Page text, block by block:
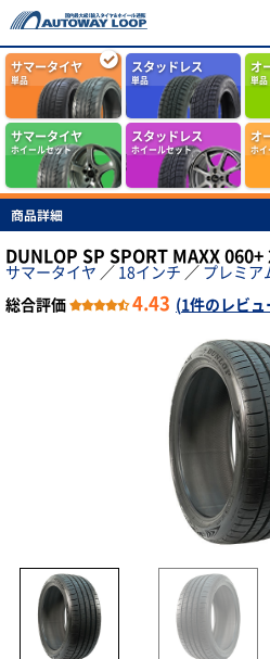
サマータイヤ
単品
スタッドレス
単品
オ
単品
サマータイヤ
ホイールセット
スタッドレス
ホイールセット
オ
ホイ
商品詳細
DUNLOP SP SPORT MAXX
サマータイヤ ／ 18インチ ／ プレミア
総合評価
4.43 (1件のレビ